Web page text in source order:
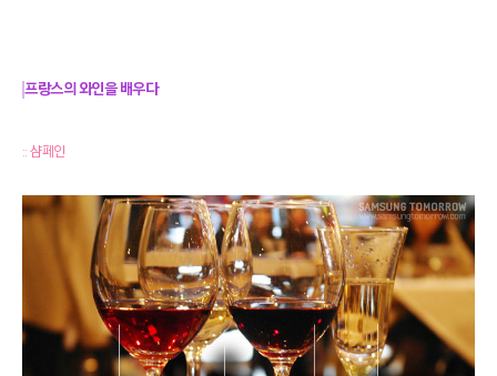
프랑스의 와인을 배우다
:: 샴페인